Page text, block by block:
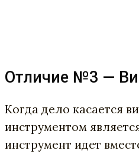
Отличие №3 —
Когда дело касается
инструментом
инструмент идет